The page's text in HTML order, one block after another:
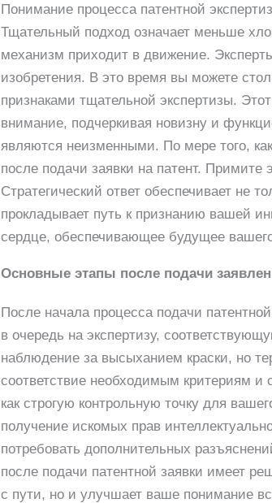
Понимание процесса патентной
Тщательный подход означает меньше
механизм приходит в движение.
изобретения. В это время вы можете
признаками тщательной экспертизы.
внимание, подчеркивая новизну и
являются неизменными. По мере того,
после подачи заявки на патент. Примите
Стратегический ответ обеспечивает не
прокладывает путь к признанию вашей
сердце, обеспечивающее будущее
Основные этапы после подачи
После начала процесса подачи
в очередь на экспертизу,
наблюдение за высыханием краски, но
соответствие необходимым критериям
как строгую контрольную точку для
получение искомых прав
потребовать дополнительных
после подачи патентной заявки имеет
с пути, но и улучшает ваше понимание